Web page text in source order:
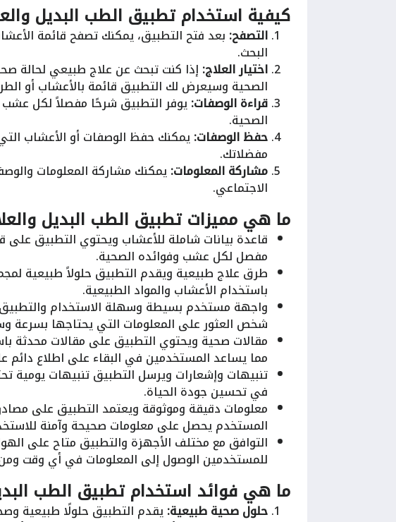
كيفية استخدام تطبيق الطب البديل
التصفح: بعد فتح التطبيق، يمكنك تصفح قائمة
البحث.
اختيار العلاج: إذا كنت تبحث عن علاج طبيعي لحالة
الصحية وسيعرض لك التطبيق قائمة بالأعشاب أو
قراءة الوصفات:يوفر التطبيق شرحًا مفصلاً لكل عشب
الصحية.
حفظ الوصفات:يمكنك حفظ الوصفات أو الأعشاب
مفضلاتك.
مشاركة المعلومات:يمكنك مشاركة المعلومات
الاجتماعي.
ما هي مميزات تطبيق الطب البديل
قاعدة بيانات شاملة للأعشاب ويحتوي التطبيق
مفصل لكل عشب وفوائده الصحية.
طرق علاج طبيعية ويقدم التطبيق حلولاً طبيعية
باستخدام الأعشاب والمواد الطبيعية.
واجهة مستخدم بسيطة وسهلة الاستخدام
شخص العثور على المعلومات التي يحتاجها بسرعة
مقالات صحية ويحتوي التطبيق على مقالات محدثة
مما يساعد المستخدمين في البقاء على اطلاع دائم
تنبيهات وإشعارات ويرسل التطبيق تنبيهات
في تحسين جودة الحياة.
معلومات دقيقة وموثوقة ويعتمد التطبيق على
المستخدم يحصل على معلومات صحيحة وآمنة
التوافق مع مختلف الأجهزة والتطبيق متاح على
للمستخدمين الوصول إلى المعلومات في أي وقت
ما هي فوائد استخدام تطبيق الطب
حلول صحية طبيعية:يقدم التطبيق حلولًا طبيعية